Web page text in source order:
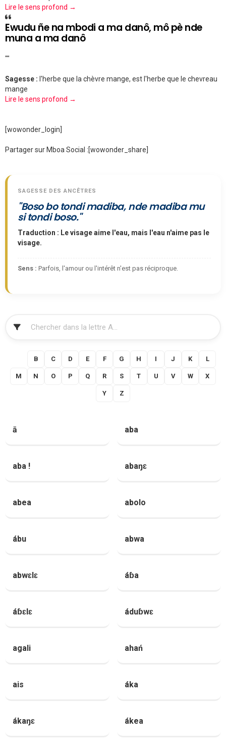
Lire le sens profond →
Ewudu ñe na mbodi a ma danô, mô pè nde
muna a ma danô
""
Sagesse : l'herbe que la chèvre mange, est l'herbe que le chevreau
mange
Lire le sens profond →
[wowonder_login]
Partager sur Mboa Social :[wowonder_share]
SAGESSE DES ANCÊTRES
"Boso bo tondi madiba, nde madiba mu
si tondi boso."
Traduction : Le visage aime l'eau, mais l'eau n'aime pas le
visage.
Sens : Parfois, l'amour ou l'intérêt n'est pas réciproque.
B C D E F G H I J K L
M N O P Q R S T U V W X
Y Z
ā aba
aba ! abaŋɛ
abea abolo
ábu abwa
abwɛlɛ áɓa
áɓɛlɛ áduɓwɛ
agali ahań
ais áka
ákaŋɛ ákea